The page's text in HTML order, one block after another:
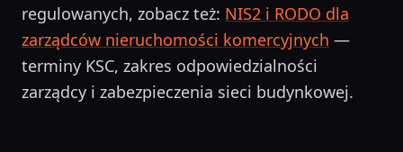
regulowanych, zobacz też: NIS2 i RODO dla
zarządców nieruchomości komercyjnych —
terminy KSC, zakres odpowiedzialności
zarządcy i zabezpieczenia sieci budynkowej.